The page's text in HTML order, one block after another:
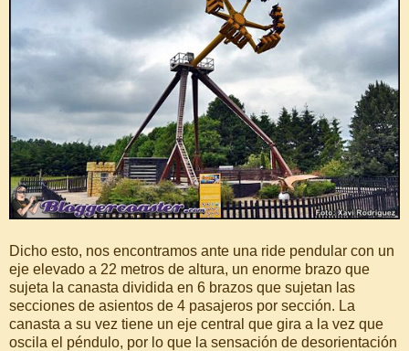
Dicho esto, nos encontramos ante una ride pendular con un
eje elevado a 22 metros de altura, un enorme brazo que
sujeta la canasta dividida en 6 brazos que sujetan las
secciones de asientos de 4 pasajeros por sección. La
canasta a su vez tiene un eje central que gira a la vez que
oscila el péndulo, por lo que la sensación de desorientación